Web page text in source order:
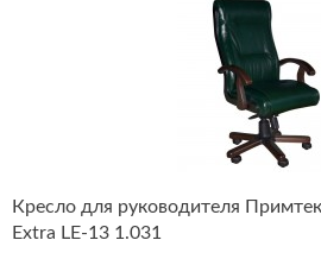
Кресло для руководителя
Extra LE-13 1.031